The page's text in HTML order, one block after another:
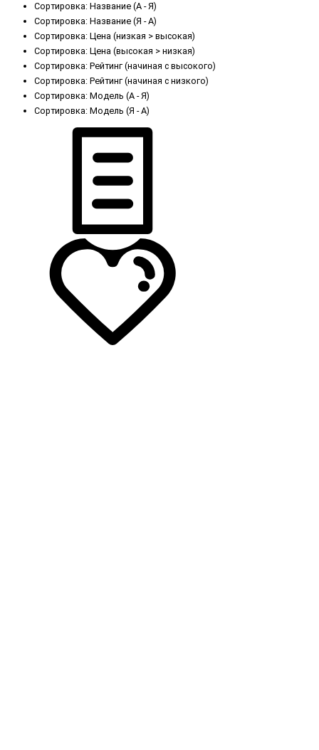
Сортировка: Название (А - Я)
Сортировка: Название (Я - А)
Сортировка: Цена (низкая > высокая)
Сортировка: Цена (высокая > низкая)
Сортировка: Рейтинг (начиная с высокого)
Сортировка: Рейтинг (начиная с низкого)
Сортировка: Модель (А - Я)
Сортировка: Модель (Я - А)